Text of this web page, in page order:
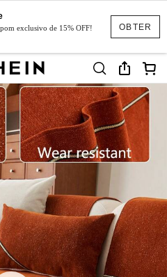
OBTER
exclusivo de 15% OFF!